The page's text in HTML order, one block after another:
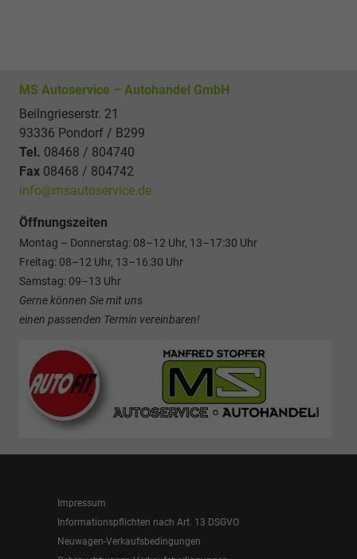
MS Autoservice – Autohandel GmbH
Beilngrieserstr. 21
93336 Pondorf / B299
Tel. 08468 / 804740
Fax 08468 / 804742
info@msautoservice.de
Öffnungszeiten
Montag – Donnerstag: 08–12 Uhr, 13–17:30 Uhr
Freitag: 08–12 Uhr, 13–16:30 Uhr
Samstag: 09–13 Uhr
Gerne können Sie mit uns
einen passenden Termin vereinbaren!
Impressum
Informationspflichten nach Art. 13 DSGVO
Neuwagen-Verkaufsbedingungen